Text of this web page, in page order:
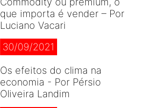
que importa é vender – Por
Luciano Vacari
30/09/2021
Os efeitos do clima na
economia - Por Pérsio
Oliveira Landim